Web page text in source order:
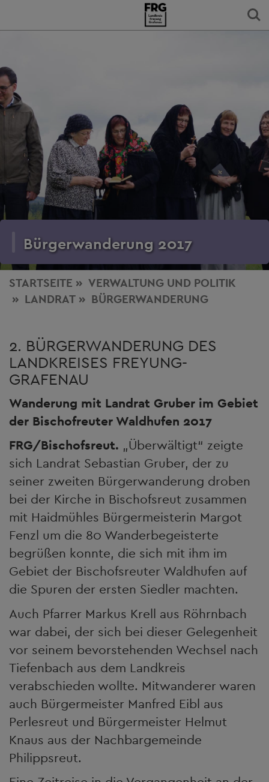
Bürgerwanderung 2017
STARTSEITE VERWALTUNG UND POLITIK
LANDRAT
BÜRGERWANDERUNG
2. BÜRGERWANDERUNG DES
LANDKREISES FREYUNG-
GRAFENAU
Wanderung mit Landrat Gruber im Gebiet
der Bischofreuter Waldhufen 2017
FRG/Bischofsreut. „Überwältigt“ zeigte
sich Landrat Sebastian Gruber, der zu
seiner zweiten Bürgerwanderung droben
bei der Kirche in Bischofsreut zusammen
mit Haidmühles Bürgermeisterin Margot
Fenzl um die 80 Wanderbegeisterte
begrüßen konnte, die sich mit ihm im
Gebiet der Bischofsreuter Waldhufen auf
die Spuren der ersten Siedler machten.
Auch Pfarrer Markus Krell aus Röhrnbach
war dabei, der sich bei dieser Gelegenheit
vor seinem bevorstehenden Wechsel nach
Tiefenbach aus dem Landkreis
verabschieden wollte. Mitwanderer waren
auch Bürgermeister Manfred Eibl aus
Perlesreut und Bürgermeister Helmut
Knaus aus der Nachbargemeinde
Philippsreut.